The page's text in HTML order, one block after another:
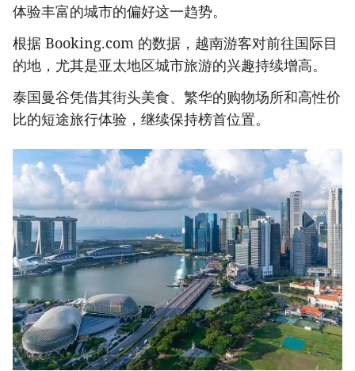
体验丰富的城市的偏好这一趋势。
根据 Booking.com 的数据，越南游客对前往国际目
的地，尤其是亚太地区城市旅游的兴趣持续增高。
泰国曼谷凭借其街头美食、繁华的购物场所和高性价
比的短途旅行体验，继续保持榜首位置。